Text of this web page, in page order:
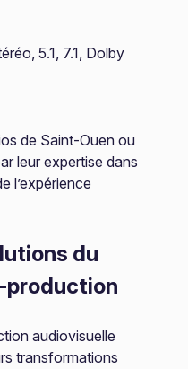
5.1, 7.1, Dolby
de Saint-Ouen ou
leur expertise dans
l’expérience
du
production
audiovisuelle
transformations